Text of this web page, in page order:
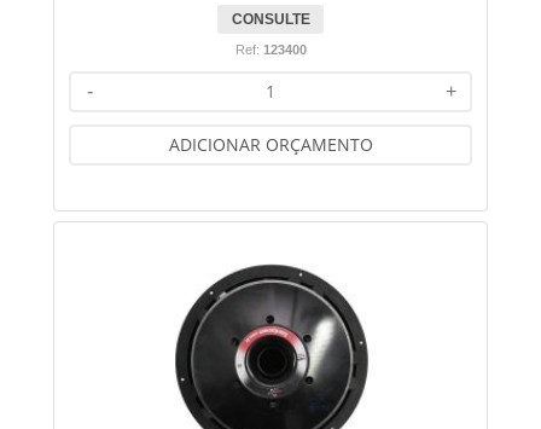
CONSULTE
Ref: 123400
+
-
ADICIONAR ORÇAMENTO